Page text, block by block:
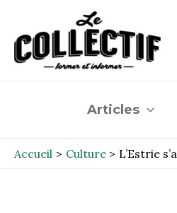
contenu
Articles
Accueil Culture L’Estrie